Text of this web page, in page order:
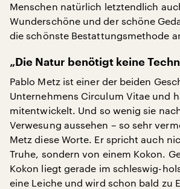
Menschen natürlich letztendlich
Wunderschöne und der schöne
die schönste Bestattungsmethode
„Die Natur benötigt keine
Pablo Metz ist einer der beiden
Unternehmens Circulum Vitae und
mitentwickelt. Und so wenig sie
Verwesung aussehen – so sehr
Metz diese Worte. Er spricht auch
Truhe, sondern von einem Kokon.
Kokon liegt gerade im schleswig-
eine Leiche und wird schon bald zu